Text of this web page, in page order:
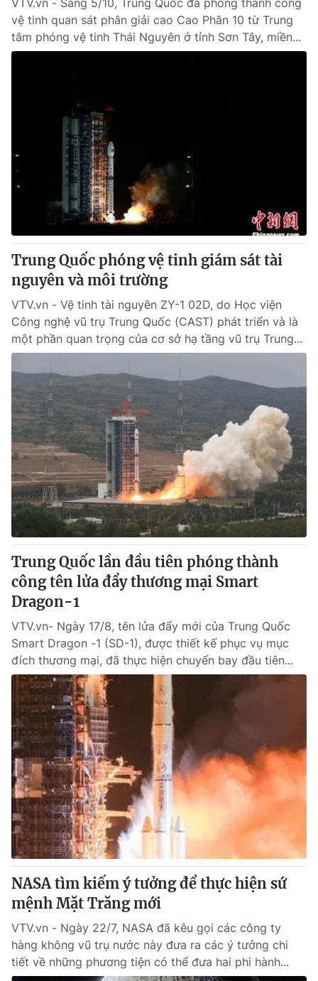
VTV.vn - Sáng 5/10, Trung Quốc đã phóng thành công
vệ tinh quan sát phân giải cao Cao Phân 10 từ Trung
tâm phóng vệ tinh Thái Nguyên ở tỉnh Sơn Tây, miền...
Trung Quốc phóng vệ tinh giám sát tài
nguyên và môi trường
VTV.vn - Vệ tinh tài nguyên ZY-1 02D, do Học viện
Công nghệ vũ trụ Trung Quốc (CAST) phát triển và là
một phần quan trọng của cơ sở hạ tầng vũ trụ Trung...
Trung Quốc lần đầu tiên phóng thành
công tên lửa đẩy thương mại Smart
Dragon-1
VTV.vn- Ngày 17/8, tên lửa đẩy mới của Trung Quốc
Smart Dragon -1 (SD-1), được thiết kế phục vụ mục
đích thương mại, đã thực hiện chuyến bay đầu tiên...
NASA tìm kiếm ý tưởng để thực hiện sứ
mệnh Mặt Trăng mới
VTV.vn - Ngày 22/7, NASA đã kêu gọi các công ty
hàng không vũ trụ nước này đưa ra các ý tưởng chi
tiết về những phương tiện có thể đưa hai phi hành...